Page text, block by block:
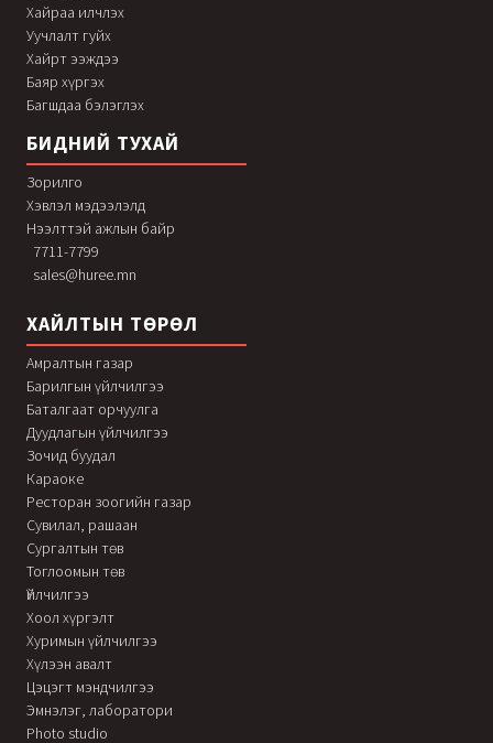
Хайраа илчлэх
Уучлалт гуйх
Хайрт ээждээ
Баяр хүргэх
Багшдаа бэлэглэх
БИДНИЙ ТУХАЙ
Зорилго
Хэвлэл мэдээлэлд
Нээлттэй ажлын байр
7711-7799
sales@huree.mn
ХАЙЛТЫН ТӨРӨЛ
Амралтын газар
Барилгын үйлчилгээ
Баталгаат орчуулга
Дуудлагын үйлчилгээ
Зочид буудал
Караоке
Ресторан зоогийн газар
Сувилал, рашаан
Сургалтын төв
Тоглоомын төв
Үйлчилгээ
Хоол хүргэлт
Хуримын үйлчилгээ
Хүлээн авалт
Цэцэгт мэндчилгээ
Эмнэлэг, лаборатори
Photo studio